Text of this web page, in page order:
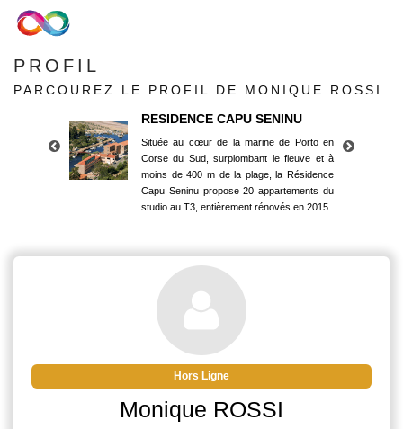
PROFIL
PARCOUREZ LE PROFIL DE MONIQUE ROSSI
RESIDENCE CAPU SENINU
Située au cœur de la marine de Porto en
Corse du Sud, surplombant le fleuve et à
moins de 400 m de la plage, la Résidence
Capu Seninu propose 20 appartements du
studio au T3, entièrement rénovés en 2015.
Corse du Sud, surplombant le fleuve et à
moins de 400 m de la plage, la Résidence
Capu Seninu propose 20 appartements du
studio au T3, entièrement rénovés en 2015.
Hors Ligne
Monique ROSSI